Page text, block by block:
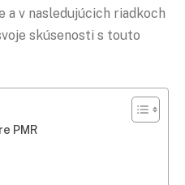
v nasledujúcich riadkoch
skúsenosti s touto
PMR